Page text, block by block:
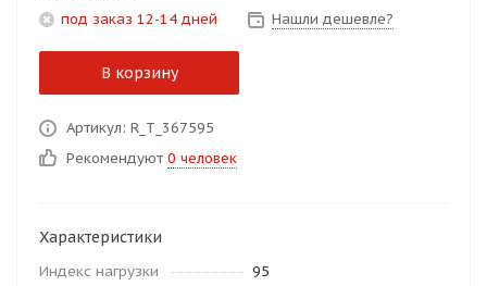
под заказ 12-14 дней Нашли дешевле?
В корзину
Артикул: R_T_367595
Рекомендуют 0 человек
Характеристики
Индекс нагрузки
95
Оставшиеся 75
% будут
списыватьсяс вашей карты
25%каждые 2 недели